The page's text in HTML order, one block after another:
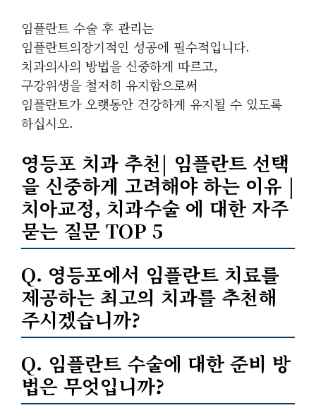
임플란트 수술 후 관리는
임플란트의장기적인 성공에 필수적입니다.
치과의사의 방법을 신중하게 따르고,
구강위생을 철저히 유지함으로써
임플란트가 오랫동안 건강하게 유지될 수 있도록
하십시오.
영등포 치과 추천| 임플란트 선택
을 신중하게 고려해야 하는 이유 |
치아교정, 치과수술 에 대한 자주
묻는 질문 TOP 5
Q. 영등포에서 임플란트 치료를
제공하는 최고의 치과를 추천해
주시겠습니까?
Q. 임플란트 수술에 대한 준비 방
법은 무엇입니까?